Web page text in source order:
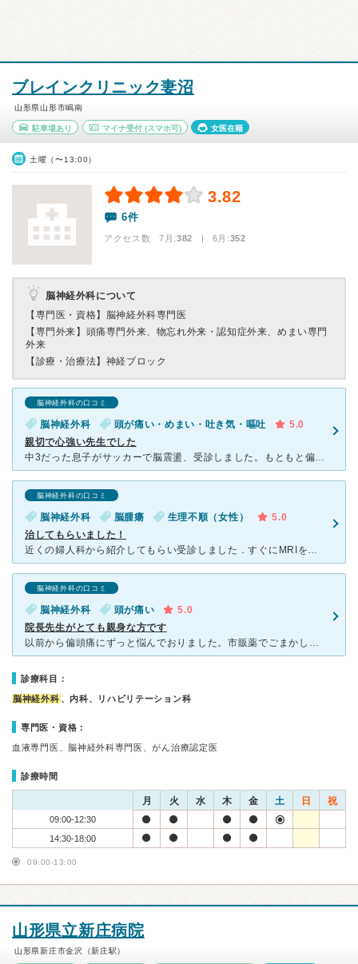
ブレインクリニック妻沼
山形県山形市嶋南
駐車場あり マイナ受付(スマホ可) 女医在籍
土曜（〜13:00）
3.82
6件
アクセス数 7月:382 | 6月:352
脳神経外科について
【専門医・資格】 脳神経外科専門医
【専門外来】 頭痛専門外来、物忘れ外来・認知症外来、めまい専門
外来
【診療・治療法】 神経ブロック
脳神経外科の口コミ
脳神経外科 頭が痛い・めまい・吐き気・嘔吐
5.0
親切で心強い先生でした
中3だった息子がサッカーで脳震盪、受診しました。もともと偏頭痛持ちだったのでそちらも診て頂き、暫く定期的にました。親身に話を聞いて下さる先生で、病院嫌いの気難しい息子も心を開いて話をしていました。看護
脳神経外科の口コミ
脳神経外科 脳腫瘍 生理不順（女性）
5.0
治してもらいました！
近くの婦人科から紹介してもらい受診しました．すぐにMRIをしていただき，脳腫瘍があることがわかりました．とても不安でしたが説明も時間をかけてわかるまでしてくれました．院長先生は以前県立中央病院にいらし
脳神経外科の口コミ
脳神経外科 頭が痛い
5.0
院長先生がとても親身な方です
以前から偏頭痛にずっと悩んでおりました。市販薬でごまかしておりましたが、痛みが増すばかりでどこか脳に異常があるのではと思い受診させて頂きました。 院長先生はとても親身に話を聞いて下さり、まずは脳に異
診療科目：
脳神経外科 、内科、リハビリテーション科
専門医・資格：
血液専門医、脳神経外科専門医、がん治療認定医
診療時間
月 火 水 木 金 土 日 祝
09:00-12:30
14:30-18:00
09:00-13:00
山形県立新庄病院
山形県新庄市金沢（新庄駅）